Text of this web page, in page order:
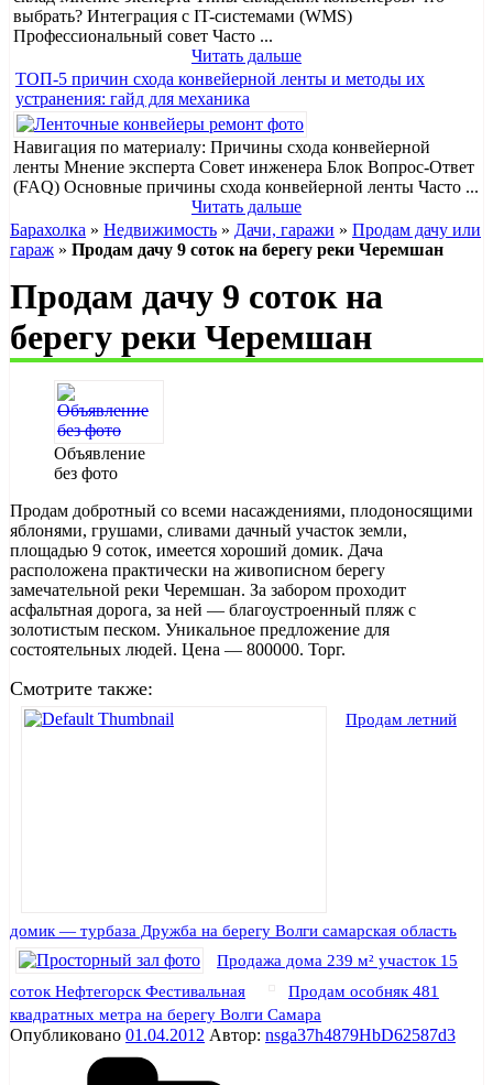
выбрать? Интеграция с IT-системами (WMS)
Профессиональный совет Часто ...
Читать дальше
ТОП-5 причин схода конвейерной ленты и методы их
устранения: гайд для механика
Навигация по материалу: Причины схода конвейерной
ленты Мнение эксперта Совет инженера Блок Вопрос-Ответ
(FAQ) Основные причины схода конвейерной ленты Часто ...
Читать дальше
Барахолка » Недвижимость » Дачи, гаражи » Продам дачу или
гараж » Продам дачу 9 соток на берегу реки Черемшан
Продам дачу 9 соток на
берегу реки Черемшан
Объявление
без фото
Продам добротный со всеми насаждениями, плодоносящими
яблонями, грушами, сливами дачный участок земли,
площадью 9 соток, имеется хороший домик. Дача
расположена практически на живописном берегу
замечательной реки Черемшан. За забором проходит
асфальтная дорога, за ней — благоустроенный пляж с
золотистым песком. Уникальное предложение для
состоятельных людей. Цена — 800000. Торг.
Смотрите также:
Продам летний
домик — турбаза Дружба на берегу Волги самарская область
Продажа дома 239 м² участок 15
соток Нефтегорск Фестивальная
Продам особняк 481
квадратных метра на берегу Волги Самара
Опубликовано 01.04.2012 Автор: nsga37h4879HbD62587d3